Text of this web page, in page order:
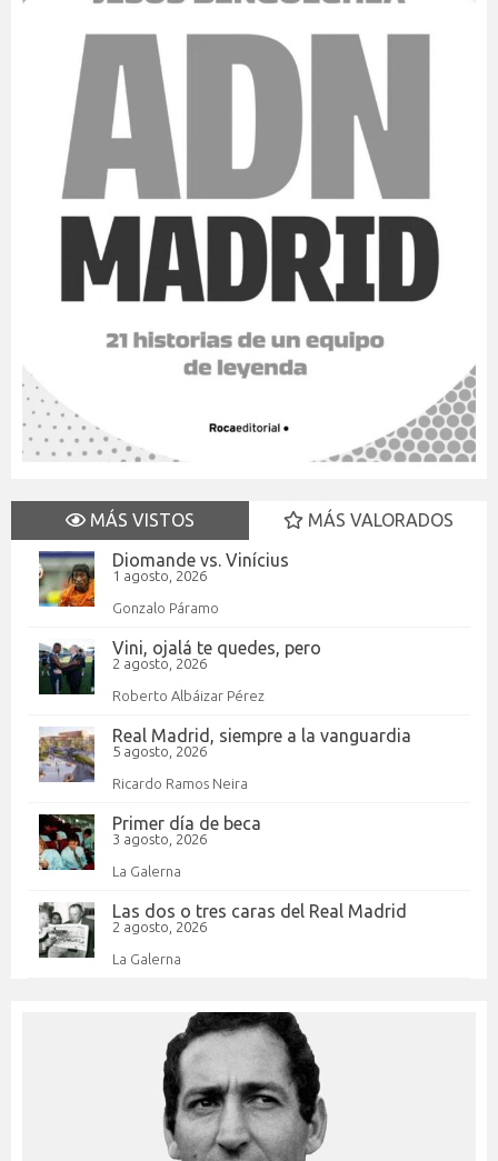
MÁS VISTOS
MÁS VALORADOS
Diomande vs. Vinícius
1 agosto, 2026
Gonzalo Páramo
Vini, ojalá te quedes, pero
2 agosto, 2026
Roberto Albáizar Pérez
Real Madrid, siempre a la vanguardia
5 agosto, 2026
Ricardo Ramos Neira
Primer día de beca
3 agosto, 2026
La Galerna
Las dos o tres caras del Real Madrid
2 agosto, 2026
La Galerna